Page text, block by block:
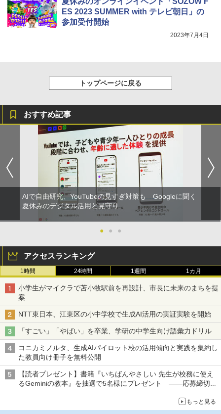
5
くもん出版(KUMON PUBLISHING) ロジ
カル国旗パズル 知育玩具 おもちゃ 4歳以
上 KUMON LK-10
5 Fernrohr:実験用キャビネット
￥4,722
ES 2023 SUMMER with テレビ朝日」の
参加受付開始
2023年7月4日
トップページに戻る
おすすめ記事
AIで自由研究、YouTubeの見すぎ対策も Googleに聞く
夏休みのデジタル活用と見守り
● ● ●
アクセスランキング
1時間 24時間 1週間 1カ月
小学生がマイクラで苫小牧駅前を再設計、市長に未来のまちを提
案
NTT東日本、江東区の小中学校で生成AI活用の実証実験を開始
「すごい」「やばい」を卒業、学研の中学生向け語彙力ドリル
コニカミノルタ、生成AIパイロット校の活用傾向と実践を集約し
た教員向け冊子を無料公開
【読者プレゼント】書籍『いちばんやさしい 先生が校務に使え
るGeminiの教本』を抽選で5名様にプレゼント ――応募締切は
もっと見る